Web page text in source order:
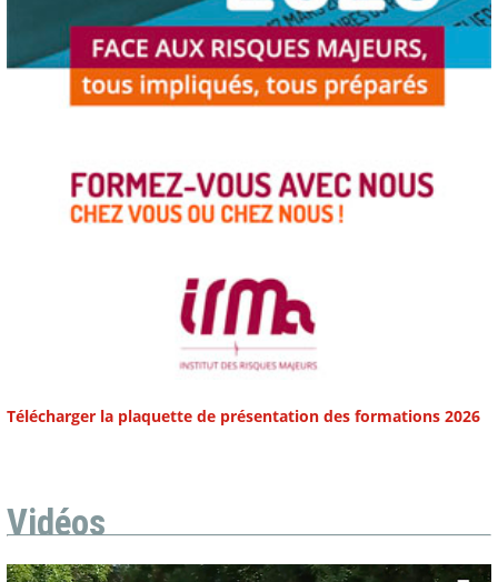
Télécharger la plaquette de présentation des formations 2026
Vidéos